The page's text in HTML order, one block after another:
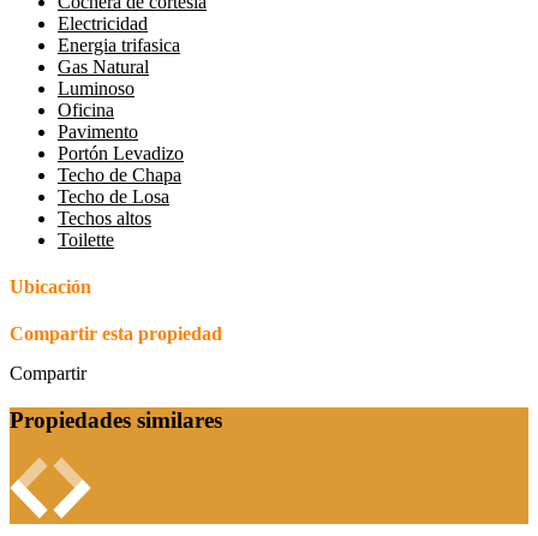
Electricidad
Energia trifasica
Gas Natural
Luminoso
Oficina
Pavimento
Portón Levadizo
Techo de Chapa
Techo de Losa
Techos altos
Toilette
Ubicación
Compartir esta propiedad
Compartir
Propiedades similares